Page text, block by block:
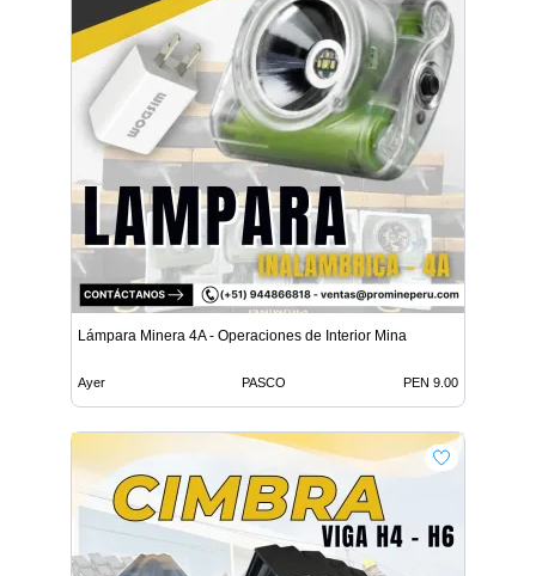
Lámpara Minera 4A - Operaciones de Interior Mina
Ayer PASCO PEN 9.00